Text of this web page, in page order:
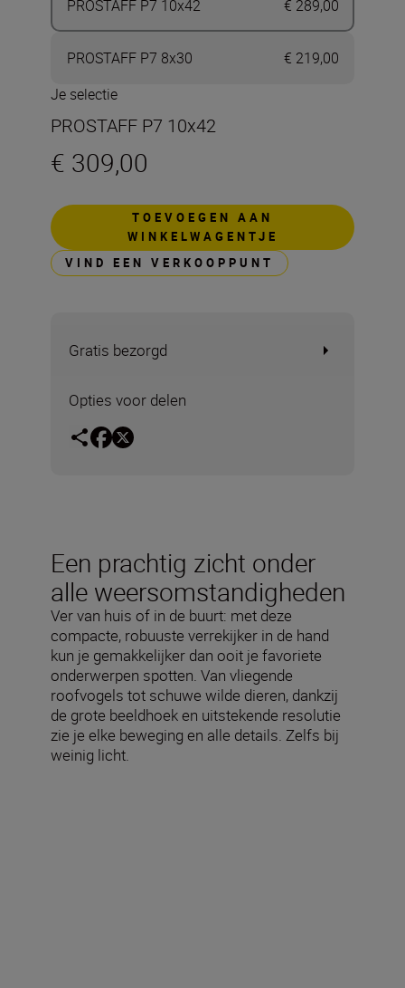
PROSTAFF P7 10x42 € 289,00
PROSTAFF P7 8x30
€ 219,00
Je selectie
PROSTAFF P7 10x42
€ 309,00
TOEVOEGEN AAN
WINKELWAGENTJE
VIND EEN VERKOOPPUNT
Gratis bezorgd
Opties voor delen
Een prachtig zicht onder
alle weersomstandigheden
Ver van huis of in de buurt: met deze
compacte, robuuste verrekijker in de hand
kun je gemakkelijker dan ooit je favoriete
onderwerpen spotten. Van vliegende
roofvogels tot schuwe wilde dieren, dankzij
de grote beeldhoek en uitstekende resolutie
zie je elke beweging en alle details. Zelfs bij
weinig licht.